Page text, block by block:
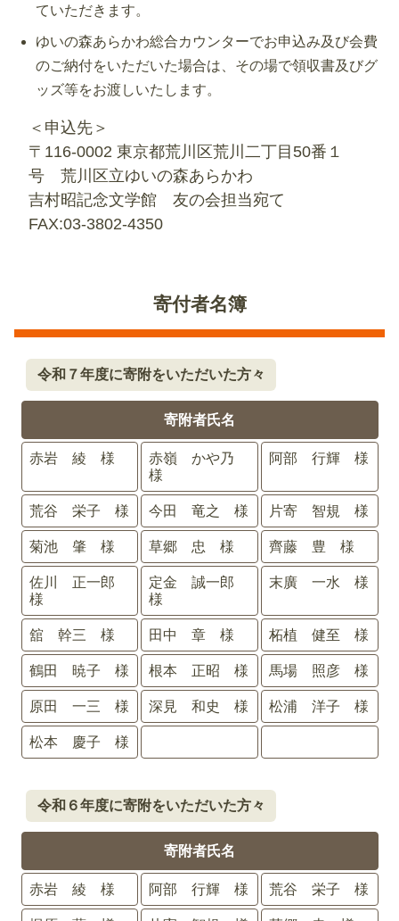
ていただきます。
ゆいの森あらかわ総合カウンターでお申込み及び会費
のご納付をいただいた場合は、その場で領収書及びグ
ッズ等をお渡しいたします。
＜申込先＞
〒116-0002 東京都荒川区荒川二丁目50番１
号 荒川区立ゆいの森あらかわ
吉村昭記念文学館 友の会担当宛て
FAX:03-3802-4350
寄付者名簿
令和７年度に寄附をいただいた方々
寄附者氏名
赤岩 綾 様
赤嶺 かや乃
様
阿部 行輝 様
荒谷 栄子 様 今田 竜之 様 片寄 智規 様
菊池 肇 様 草郷 忠 様 齊藤 豊 様
佐川 正一郎
様
定金 誠一郎
様
末廣 一水 様
舘 幹三 様 田中 章 様 柘植 健至 様
鶴田 暁子 様 根本 正昭 様 馬場 照彦 様
原田 一三 様 深見 和史 様 松浦 洋子 様
松本 慶子 様
令和６年度に寄附をいただいた方々
寄附者氏名
赤岩 綾 様 阿部 行輝 様 荒谷 栄子 様